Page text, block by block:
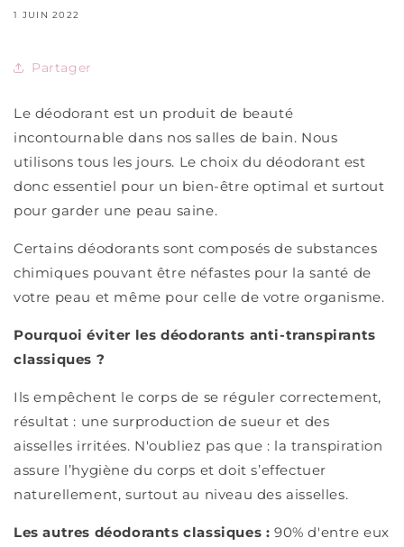
1 JUIN 2022
Partager
Le déodorant est un produit de beauté
incontournable dans nos salles de bain. Nous
utilisons tous les jours. Le choix du déodorant est
donc essentiel pour un bien-être optimal et surtout
pour garder une peau saine.
Certains déodorants sont composés de substances
chimiques pouvant être néfastes pour la santé de
votre peau et même pour celle de votre organisme.
Pourquoi éviter les déodorants anti-transpirants
classiques ?
Ils empêchent le corps de se réguler correctement,
résultat : une surproduction de sueur et des
aisselles irritées. N'oubliez pas que : la transpiration
assure l’hygiène du corps et doit s’effectuer
naturellement, surtout au niveau des aisselles.
Les autres déodorants classiques : 90% d'entre eux